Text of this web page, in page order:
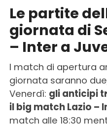
Le partite
giornata di
– Inter a
I match di apertura
giornata saranno
Venerdì: gli anticipi
il big match Lazio –
match alle 18:30